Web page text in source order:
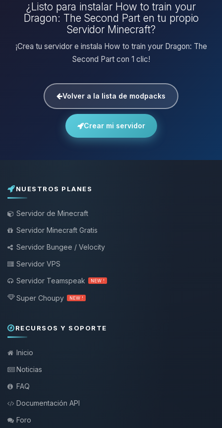
¿Listo para instalar How to train your
Dragon: The Second Part en tu propio
Servidor Minecraft?
¡Crea tu servidor e instala How to train your Dragon: The
Second Part con 1 clic!
Volver a la lista de modpacks
Crear mi servidor
NUESTROS PLANES
Servidor de Minecraft
Servidor Minecraft Gratis
Servidor Bungee / Velocity
Servidor VPS
Servidor Teamspeak
NEW !
Super Choupy NEW !
RECURSOS Y SOPORTE
Inicio
Noticias
FAQ
Documentación API
Foro